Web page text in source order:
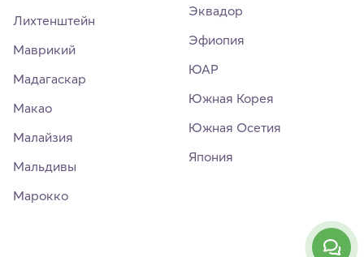
Лихтенштейн
Маврикий
Мадагаскар
Макао
Малайзия
Мальдивы
Марокко
Эквадор
Эфиопия
ЮАР
Южная Корея
Южная Осетия
Япония